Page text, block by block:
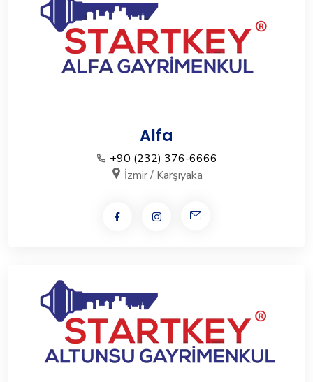
Alfa
+90 (232) 376-6666
İzmir / Karşıyaka